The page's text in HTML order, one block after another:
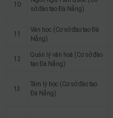
10
sở đào tạo Đà Nẵng)
11
Văn học (Cơ sở đào tạo Đà
Nẵng)
12
Quản lý văn hoá (Cơ sở đào
tạo Đà Nẵng)
13
Tâm lý học (Cơ sở đào tạo
Đà Nẵng)